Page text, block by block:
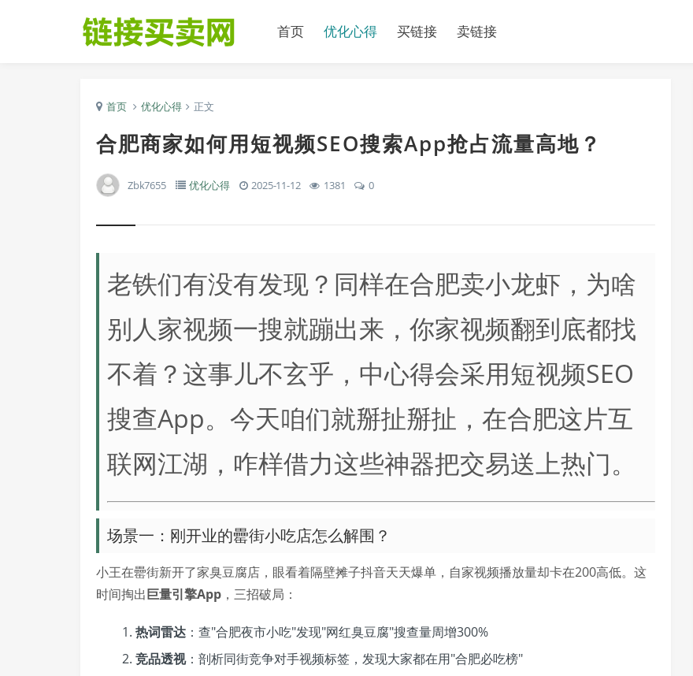
首页 优化心得 买链接 卖链接
首页 优化心得 正文
合肥商家如何用短视频SEO搜索App抢占流量高地？
Zbk7655 优化心得 2025-11-12 1381 0
老铁们有没有发现？同样在合肥卖小龙虾，为啥
别人家视频一搜就蹦出来，你家视频翻到底都找
不着？这事儿不玄乎，中心得会采用短视频SEO
搜查App。今天咱们就掰扯掰扯，在合肥这片互
联网江湖，咋样借力这些神器把交易送上热门。
场景一：刚开业的罍街小吃店怎么解围？
小王在罍街新开了家臭豆腐店，眼看着隔壁摊子抖音天天爆单，自家视频播放量却卡在200高低。这
时间掏出巨量引擎App ，三招破局：
热词雷达 ：查"合肥夜市小吃"发现"网红臭豆腐"搜查量周增300%
竞品透视：剖析同街竞争对手视频标签，发现大家都在用"合肥必吃榜"